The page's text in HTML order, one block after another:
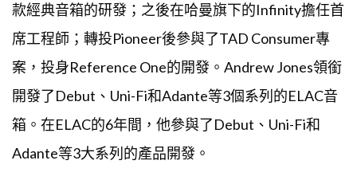
款經典音箱的研發；之後在哈曼旗下的Infinity擔任首
席工程師；轉投Pioneer後參與了TAD Consumer專
案，投身Reference One的開發。Andrew Jones領銜
開發了Debut、Uni-Fi和Adante等3個系列的ELAC音
箱。在ELAC的6年間，他參與了Debut、Uni-Fi和
Adante等3大系列的產品開發。